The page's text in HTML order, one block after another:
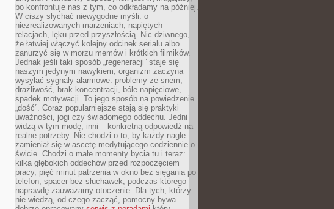
bo konfrontuje nas z tym, co odkładamy na później.
W ciszy słychać niewygodne myśli: o
niezrealizowanych marzeniach, napiętych
relacjach, lęku przed przyszłością. Nic dziwnego,
że łatwiej włączyć kolejny odcinek serialu albo
zanurzyć się w morzu memów i krótkich filmików.
Jednak jeśli taki sposób „regeneracji” staje się
naszym jedynym nawykiem, organizm zaczyna
wysyłać sygnały alarmowe: problemy ze snem,
drażliwość, brak koncentracji, bóle napięciowe,
spadek motywacji. To jego sposób na powiedzenie
„dość”. Coraz popularniejsze stają się praktyki
uważności, jogi czy świadomego oddechu. Jedni
widzą w tym modę, inni – konkretną odpowiedź na
realne potrzeby. Nie chodzi o to, by każdy nagle
zamieniał się w ascetę medytującego codziennie o
świcie. Chodzi o małe momenty bycia tu i teraz:
kilka głębokich oddechów przed rozpoczęciem
pracy, pięć minut patrzenia w okno bez sięgania po
telefon, spacer bez słuchawek, podczas którego
naprawdę zauważamy otoczenie. Dla tych, którzy
nie wiedzą, od czego zacząć, pomocny bywa